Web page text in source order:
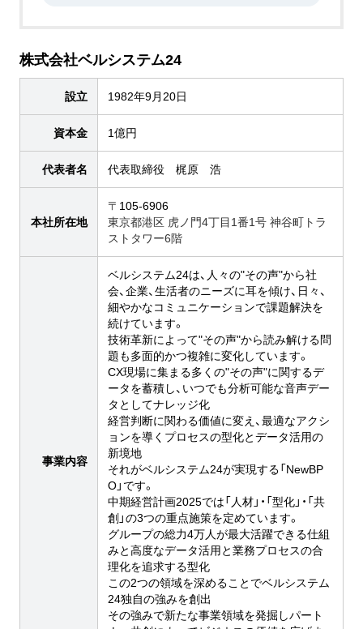
株式会社ベルシステム24
設立 1982年9月20日
資本金 1億円
代表者名 代表取締役 梶原 浩
本社所在地
〒 105-6906
東京都港区 虎ノ門4丁目1番1号 神谷町トラ
ストタワー6階
事業内容
ベルシステム24は、人々の"その声"から社
会、企業、生活者のニーズに耳を傾け、日々、
細やかなコミュニケーションで課題解決を
続けています。
技術革新によって"その声"から読み解ける問
題も多面的かつ複雑に変化しています。
CX現場に集まる多くの"その声"に関するデ
ータを蓄積し、いつでも分析可能な音声デー
タとしてナレッジ化
経営判断に関わる価値に変え、最適なアクシ
ョンを導くプロセスの型化とデータ活用の
新境地
それがベルシステム24が実現する「NewBP
O」です。
中期経営計画2025では「人材」・「型化」・「共
創」の3つの重点施策を定めています。
グループの総力4万人が最大活躍できる仕組
みと高度なデータ活用と業務プロセスの合
理化を追求する型化
この2つの領域を深めることでベルシステム
24独自の強みを創出
その強みで新たな事業領域を発掘しパート